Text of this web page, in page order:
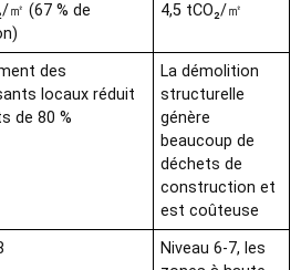
㎡ (67 % de
4,5 tCO₂/㎡
des
locaux réduit
de 80 %
La démolition
structurelle
génère
beaucoup de
déchets de
construction et
est coûteuse
Niveau 6-7, les